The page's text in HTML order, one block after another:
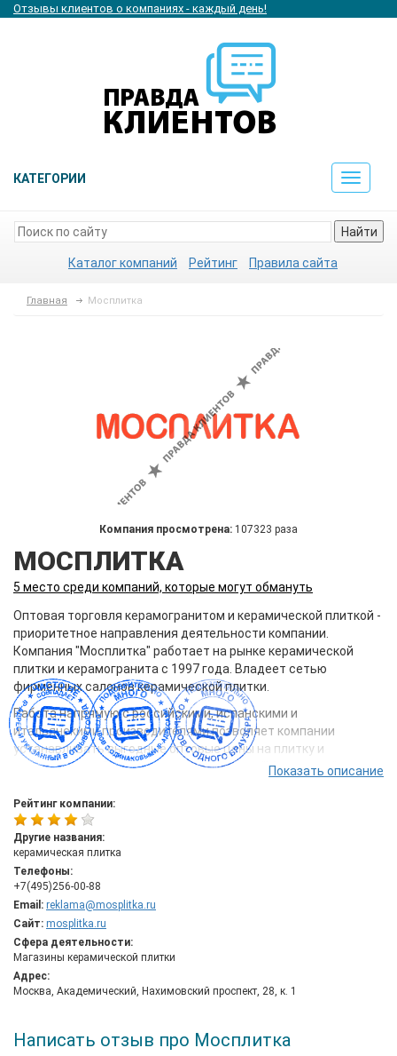
Отзывы клиентов о компаниях - каждый день!
КАТЕГОРИИ
Toggle
Найти
Каталог компаний Рейтинг Правила сайта
Главная Мосплитка
Компания просмотрена: 107323 раза
МОСПЛИТКА
5 место среди компаний, которые могут обмануть
Оптовая торговля керамогранитом и керамической плиткой -
приоритетное направления деятельности компании.
Компания "Мосплитка" работает на рынке керамической
плитки и керамогранита с 1997 года. Владеет сетью
фирменных салонов керамической плитки.
Работа напрямую с российскими, испанскими и
итальянскими производителями позволяет компании
устанавливать выгодные оптовые цены на плитку и
керамогранит. В ассортименте компании "Мосплитка"
ARCANA, CRISTAL CERAMICA, TAU CERAMICA, ROCA, OSET,
GRESMANC, SIERRAGRES и многих других производителей.
Bесь ассортимент в наличии на складе компании в Москве.
Компания «Мосплитка» постоянно расширяет торговую сеть.
Фирменные магазины керамической плитки предлагают
широкий выбор керамогранита и керамической плитки, в том
числе керамогранит оптом. B магазинах найдется все
необходимое для создания нового интерьера - плитка для
стен, керамическая напольная плитка, керамический гранит,
полированный керамогранит и декоративные элементы.
Квалифицированные дизайнеры и продавцы-консультанты
Показать описание
Рейтинг компании:
Другие названия:
керамическая плитка
Телефоны:
+7(495)256-00-88
Email: reklama@mosplitka.ru
Сайт: mosplitka.ru
Сфера деятельности:
Магазины керамической плитки
Адрес:
Москва, Академический, Нахимовский проспект, 28, к. 1
Написать отзыв про Мосплитка